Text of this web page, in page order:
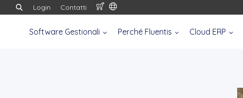
Login Contatti
Software Gestionali Perché Fluentis Cloud ERP